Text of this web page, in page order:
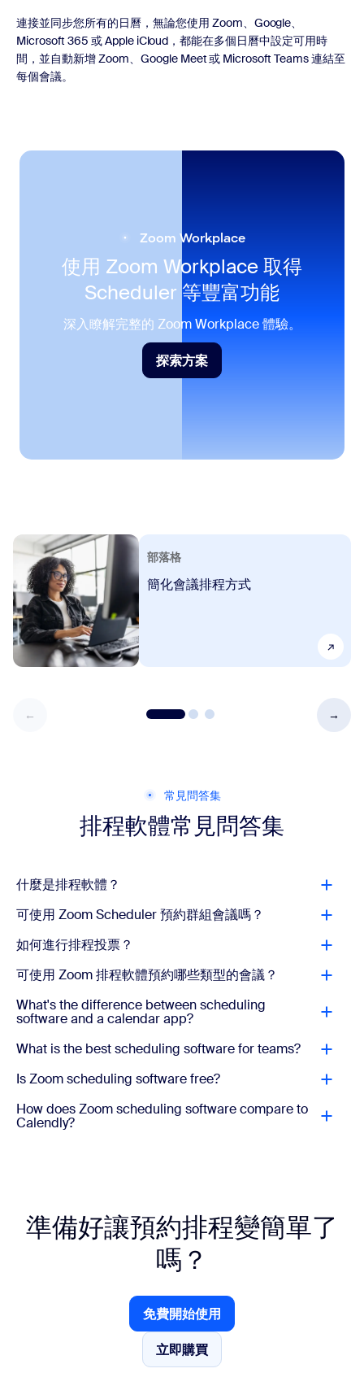
連接並同步您所有的日曆，無論您使用 Zoom、Google、
Microsoft 365 或 Apple iCloud，都能在多個日曆中設定可用時
間，並自動新增 Zoom、Google Meet 或 Microsoft Teams 連結至
每個會議。
Zoom Workplace
使用 Zoom Workplace 取得
Scheduler 等豐富功能
深入瞭解完整的 Zoom Workplace 體驗。
探索方案
探索方案
部落格
簡化會議排程方式
常見問答集
排程軟體常見問答集
什麼是排程軟體？
可使用 Zoom Scheduler 預約群組會議嗎？
如何進行排程投票？
可使用 Zoom 排程軟體預約哪些類型的會議？
What's the difference between scheduling
software and a calendar app?
What is the best scheduling software for teams?
Is Zoom scheduling software free?
How does Zoom scheduling software compare to
Calendly?
準備好讓預約排程變簡單了
嗎？
免費開始使用
免費開始使用
立即購買
立即購買